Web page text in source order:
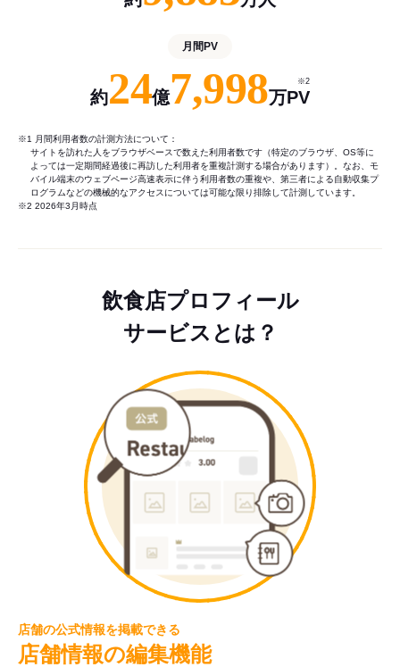
月間PV
約24億7,998万PV
※2
※1 月間利用者数の計測方法について：
サイトを訪れた人をブラウザベースで数えた利用者数です（特定のブラウザ、OS等に
よっては一定期間経過後に再訪した利用者を重複計測する場合があります）。なお、モ
バイル端末のウェブページ高速表示に伴う利用者数の重複や、第三者による自動収集プ
ログラムなどの機械的なアクセスについては可能な限り排除して計測しています。
※2 2026年3月時点
飲食店プロフィール
サービスとは？
店舗の公式情報を掲載できる
店舗情報の編集機能